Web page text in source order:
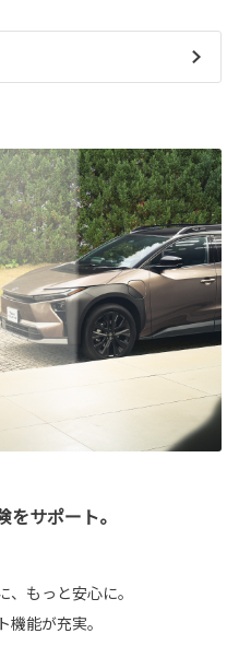
サポート。
もっと安心に。
能が充実。